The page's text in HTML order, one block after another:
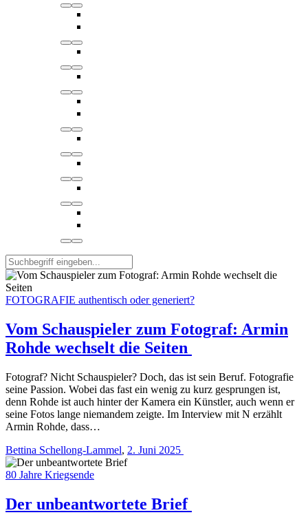
FOTOGRAFIE authentisch oder generiert?
Vom Schauspieler zum Fotograf: Armin
Rohde wechselt die Seiten
Fotograf? Nicht Schauspieler? Doch, das ist sein Beruf. Fotografie
seine Passion. Wobei das fast ein wenig zu kurz gesprungen ist,
denn Rohde ist auch hinter der Kamera ein Künstler, auch wenn er
seine Fotos lange niemandem zeigte. Im Interview mit Ν erzählt
Armin Rohde, dass…
Bettina Schellong-Lammel, 2. Juni 2025
80 Jahre Kriegsende
Der unbeantwortete Brief